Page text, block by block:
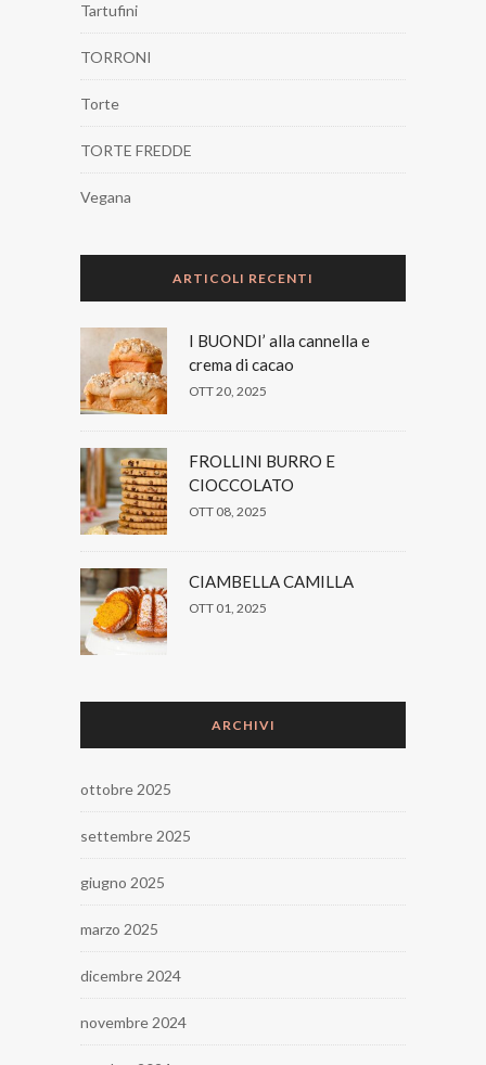
Tartufini
TORRONI
Torte
TORTE FREDDE
Vegana
ARTICOLI RECENTI
I BUONDI’ alla cannella e
crema di cacao
OTT 20, 2025
FROLLINI BURRO E
CIOCCOLATO
OTT 08, 2025
CIAMBELLA CAMILLA
OTT 01, 2025
ARCHIVI
ottobre 2025
settembre 2025
giugno 2025
marzo 2025
dicembre 2024
novembre 2024